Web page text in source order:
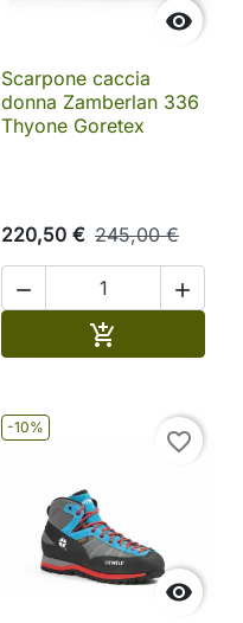

Scarpone caccia
donna Zamberlan 336
Thyone Goretex
220,50 € 245,00 €
 

-10%

favorite_border